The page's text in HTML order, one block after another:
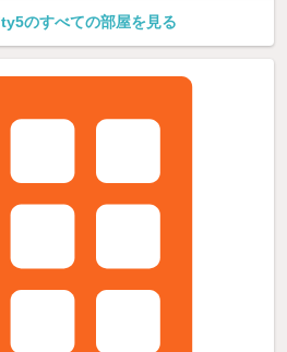
のすべての部屋を見る